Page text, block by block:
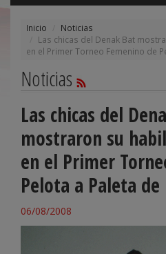
Inicio
Noticias
Las chicas del Denak Bat
en el Primer Torneo Femenino de
Noticias
Las chicas del
mostraron su
en el Primer
Pelota a Paleta
06/08/2008